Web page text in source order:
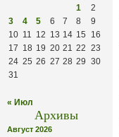
1
2
3
4 5 6 7 8
9
10 11 12 13 14 15
16
17 18 19 20 21 22 23
24 25 26 27 28 29 30
31
« Июл
Архивы
Август 2026